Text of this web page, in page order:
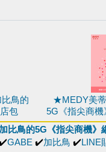
鳥的
包
★MEDY美
5G《指尖商
比鳥的5G《指尖商機》
GABE ✔️加比鳥 ✔️LINE